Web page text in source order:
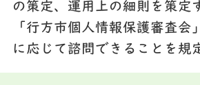
の策定、運用上の細則を策定
「行方市個人情報保護審査会
に応じて諮問できることを規